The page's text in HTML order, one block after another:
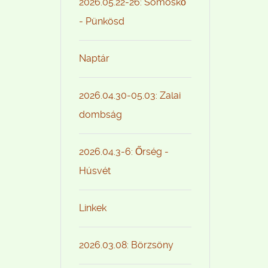
- Pünkösd
Naptár
2026.04.30-05.03: Zalai
dombság
2026.04.3-6: Őrség -
Húsvét
Linkek
2026.03.08: Börzsöny